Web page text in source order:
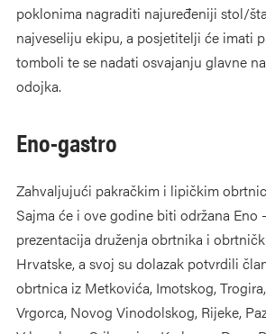
poklonima nagraditi najuređeniji stol/
najveseliju ekipu, a posjetitelji će imati
tomboli te se nadati osvajanju glavne
odojka.
Eno-gastro
Zahvaljujući pakračkim i lipičkim
Sajma će i ove godine biti održana Eno
prezentacija druženja obrtnika i
Hrvatske, a svoj su dolazak potvrdili
obrtnica iz Metkovića, Imotskog,
Vrgorca, Novog Vinodolskog, Rijeke,